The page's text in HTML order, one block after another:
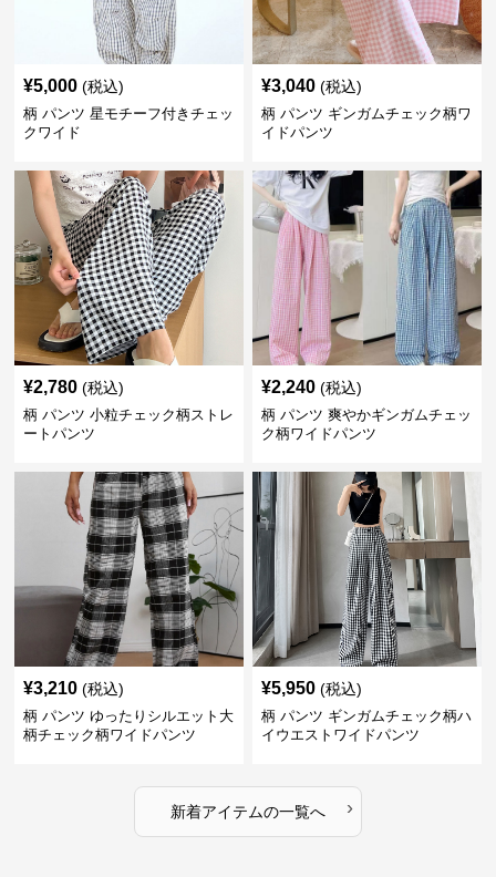
¥5,000 (税込)
柄 パンツ 星モチーフ付きチェッ
クワイド
¥3,040 (税込)
柄 パンツ ギンガムチェック柄ワ
イドパンツ
¥2,780 (税込)
柄 パンツ 小粒チェック柄ストレ
ートパンツ
¥2,240 (税込)
柄 パンツ 爽やかギンガムチェッ
ク柄ワイドパンツ
¥3,210 (税込)
柄 パンツ ゆったりシルエット大
柄チェック柄ワイドパンツ
¥5,950 (税込)
柄 パンツ ギンガムチェック柄ハ
イウエストワイドパンツ
新着アイテムの一覧へ ›